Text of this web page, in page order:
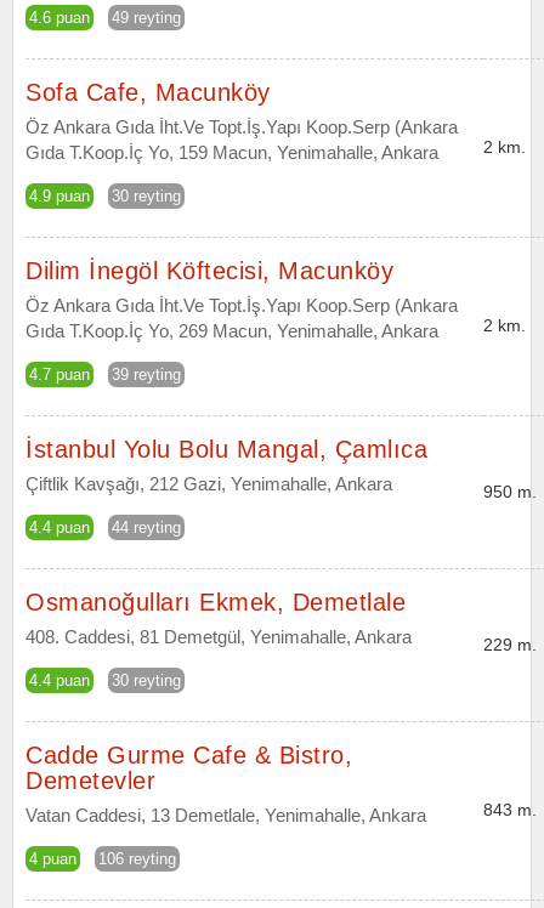
4.6 puan 49 reyting
Sofa Cafe, Macunköy
Öz Ankara Gıda İht.Ve Topt.İş.Yapı Koop.Serp (Ankara
Gıda T.Koop.İç Yo, 159 Macun, Yenimahalle, Ankara
4.9 puan 30 reyting
2 km.
Dilim İnegöl Köftecisi, Macunköy
Öz Ankara Gıda İht.Ve Topt.İş.Yapı Koop.Serp (Ankara
Gıda T.Koop.İç Yo, 269 Macun, Yenimahalle, Ankara
4.7 puan 39 reyting
2 km.
İstanbul Yolu Bolu Mangal, Çamlıca
Çiftlik Kavşağı, 212 Gazi, Yenimahalle, Ankara
4.4 puan 44 reyting
950 m.
Osmanoğulları Ekmek, Demetlale
408. Caddesi, 81 Demetgül, Yenimahalle, Ankara
4.4 puan 30 reyting
229 m.
Cadde Gurme Cafe & Bistro,
Demetevler
Vatan Caddesi, 13 Demetlale, Yenimahalle, Ankara
4 puan 106 reyting
843 m.